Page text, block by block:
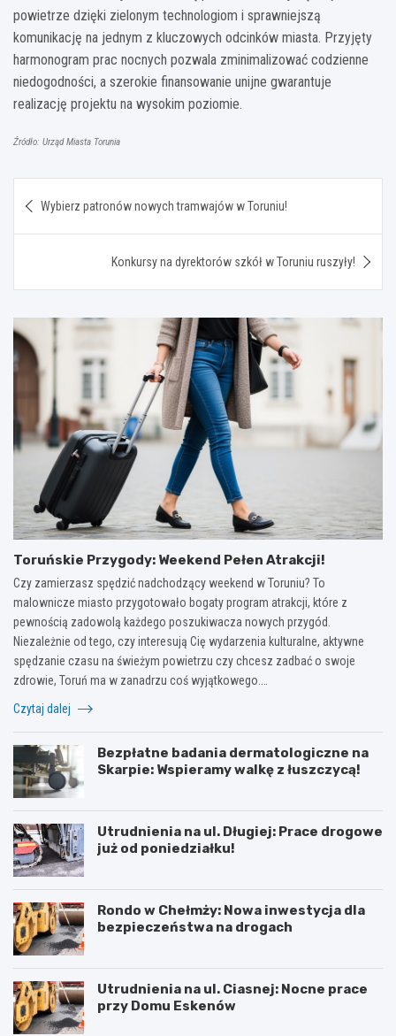
powietrze dzięki zielonym technologiom i sprawniejszą
komunikację na jednym z kluczowych odcinków miasta. Przyjęty
harmonogram prac nocnych pozwala zminimalizować codzienne
niedogodności, a szerokie finansowanie unijne gwarantuje
realizację projektu na wysokim poziomie.
Źródło: Urząd Miasta Torunia
wpisu
Wybierz patronów nowych tramwajów w Toruniu!
Konkursy na dyrektorów szkół w Toruniu ruszyły!
Toruńskie Przygody: Weekend Pełen Atrakcji!
Czy zamierzasz spędzić nadchodzący weekend w Toruniu? To
malownicze miasto przygotowało bogaty program atrakcji, które z
pewnością zadowolą każdego poszukiwacza nowych przygód.
Niezależnie od tego, czy interesują Cię wydarzenia kulturalne, aktywne
spędzanie czasu na świeżym powietrzu czy chcesz zadbać o swoje
zdrowie, Toruń ma w zanadrzu coś wyjątkowego.…
Czytaj dalej
Bezpłatne badania dermatologiczne na
Skarpie: Wspieramy walkę z łuszczycą!
Utrudnienia na ul. Długiej: Prace drogowe
już od poniedziałku!
Rondo w Chełmży: Nowa inwestycja dla
bezpieczeństwa na drogach
Utrudnienia na ul. Ciasnej: Nocne prace
przy Domu Eskenów